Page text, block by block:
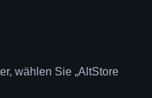
wählen Sie „AltStore